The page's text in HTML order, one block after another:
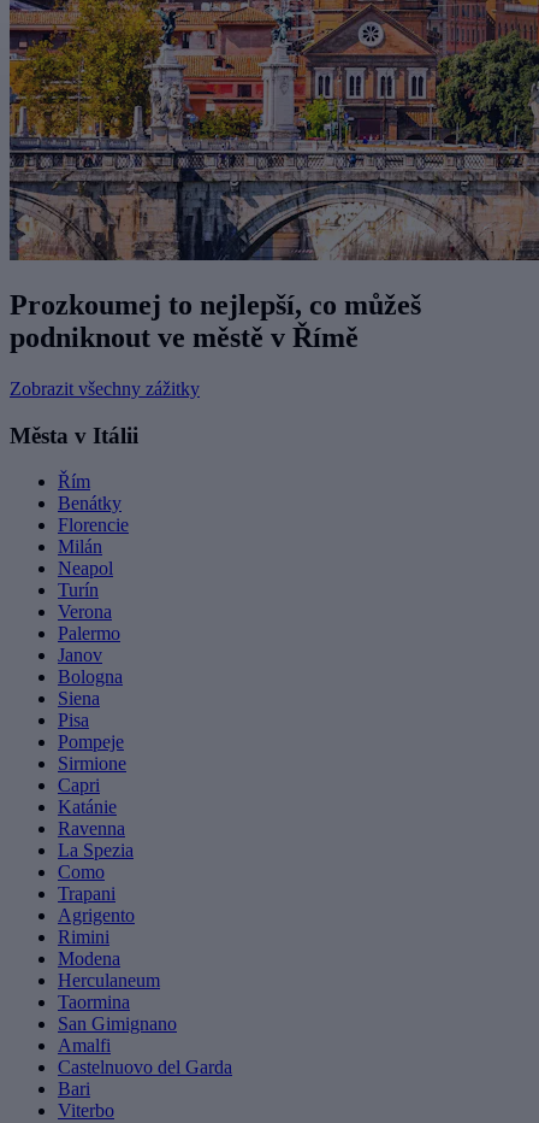
Prozkoumej to nejlepší, co můžeš
podniknout ve městě v Římě
Zobrazit všechny zážitky
Města v Itálii
Řím
Benátky
Florencie
Milán
Neapol
Turín
Verona
Palermo
Janov
Bologna
Siena
Pisa
Pompeje
Sirmione
Capri
Katánie
Ravenna
La Spezia
Como
Trapani
Agrigento
Rimini
Modena
Herculaneum
Taormina
San Gimignano
Amalfi
Castelnuovo del Garda
Bari
Viterbo